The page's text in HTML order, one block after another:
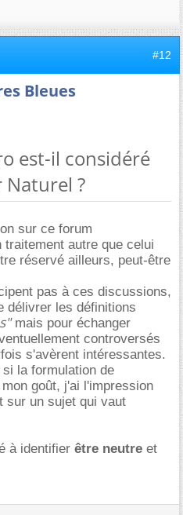
#12
Bleues
est-il considéré
?
sur ce forum
autre que celui
réservé ailleurs, peut-être
pas à ces discussions,
délivrer les définitions
mais pour échanger
controversés
s'avèrent intéressantes.
la formulation de
goût, j'ai l'impression
sur un sujet qui vaut
à identifier être neutre et